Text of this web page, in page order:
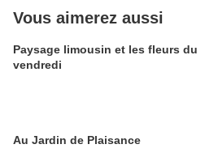
Vous aimerez aussi
Paysage limousin et les fleurs du
vendredi
Au Jardin de Plaisance